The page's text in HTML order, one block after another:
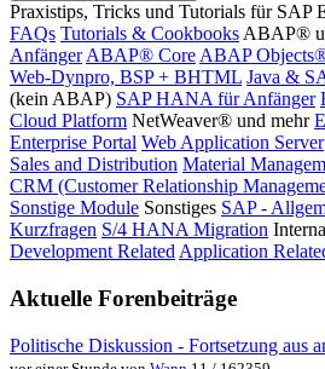
Praxistips, Tricks und Tutorials für SAP
FAQs Tutorials & CookbooksABAP®
AnfängerABAP® CoreABAP
Web-Dynpro, BSP + BHTML Java &
(kein ABAP) SAP HANA für Anfänger
Cloud Platform NetWeaver® und mehr
Enterprise Portal Web Application Server
Sales and Distribution Material
CRM (Customer Relationship
Sonstige Module Sonstiges SAP -
Kurzfragen S/4 HANA Migration
Development RelatedApplication
Aktuelle Forenbeiträge
Politische Diskussion - Fortsetzung aus